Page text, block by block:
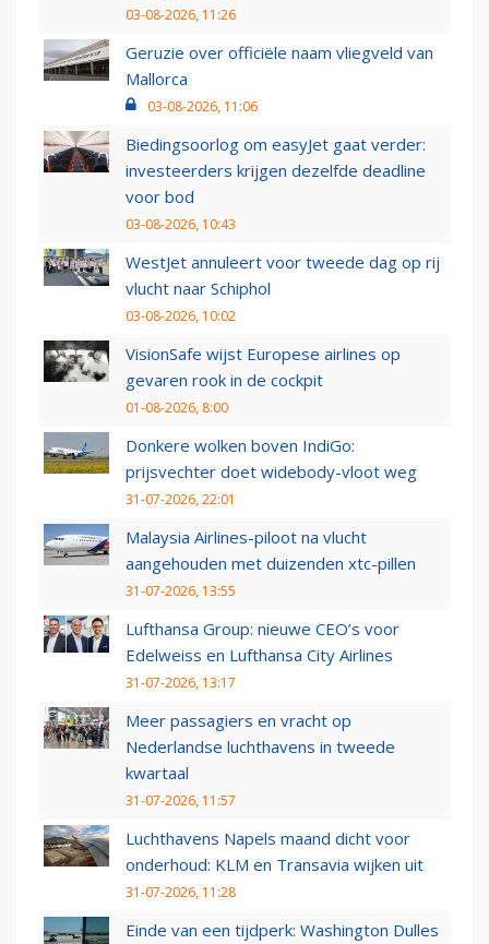
03-08-2026, 11:26
Geruzie over officiële naam vliegveld van
Mallorca
03-08-2026, 11:06
Biedingsoorlog om easyJet gaat verder:
investeerders krijgen dezelfde deadline
voor bod
03-08-2026, 10:43
WestJet annuleert voor tweede dag op rij
vlucht naar Schiphol
03-08-2026, 10:02
VisionSafe wijst Europese airlines op
gevaren rook in de cockpit
01-08-2026, 8:00
Donkere wolken boven IndiGo:
prijsvechter doet widebody-vloot weg
31-07-2026, 22:01
Malaysia Airlines-piloot na vlucht
aangehouden met duizenden xtc-pillen
31-07-2026, 13:55
Lufthansa Group: nieuwe CEO’s voor
Edelweiss en Lufthansa City Airlines
31-07-2026, 13:17
Meer passagiers en vracht op
Nederlandse luchthavens in tweede
kwartaal
31-07-2026, 11:57
Luchthavens Napels maand dicht voor
onderhoud: KLM en Transavia wijken uit
31-07-2026, 11:28
Einde van een tijdperk: Washington Dulles